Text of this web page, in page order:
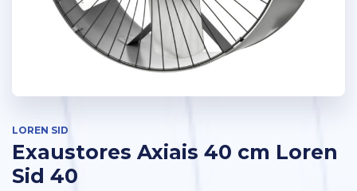
LOREN SID
Exaustores Axiais 40 cm Loren
Sid 40